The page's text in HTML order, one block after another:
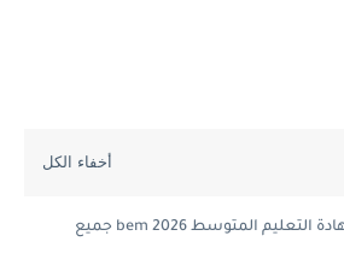
مواضيع و حلول شهادة التعليم المتوسط 2026 bem جميع